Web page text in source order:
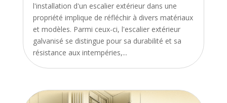
l'installation d'un escalier extérieur dans une
propriété implique de réfléchir à divers matériaux
et modèles. Parmi ceux-ci, l'escalier extérieur
galvanisé se distingue pour sa durabilité et sa
résistance aux intempéries,...